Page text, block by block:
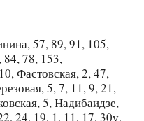
57, 89, 91, 105,
84, 78, 153,
Фастовская, 2, 47,
5, 7, 11, 9, 21,
5, Надибаидзе,
24, 19, 1, 11, 17, 30у,